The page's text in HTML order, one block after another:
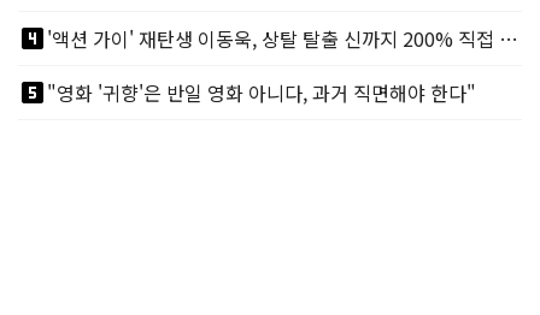
looks_4
'액션 가이' 재탄생 이동욱, 상탈 탈출 신까지 200% 직접 소화
looks_5"영화 '귀향'은 반일 영화 아니다, 과거 직면해야 한다"